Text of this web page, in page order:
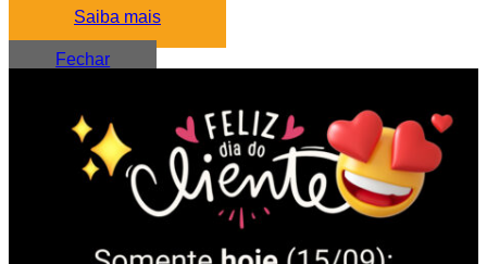
Saiba mais
Fechar